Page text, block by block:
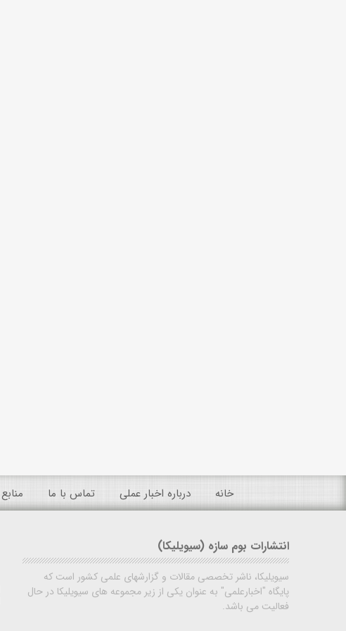
خانه درباره اخبار عملی تماس با ما منابع
انتشارات بوم سازه (سیویلیکا)
سیویلیکا، ناشر تخصصی مقالات و گزارشهای علمی کشور است که
پایگاه "اخبارعلمی" به عنوان یکی از زیر مجموعه های سیویلیکا در حال
فعالیت می باشد.